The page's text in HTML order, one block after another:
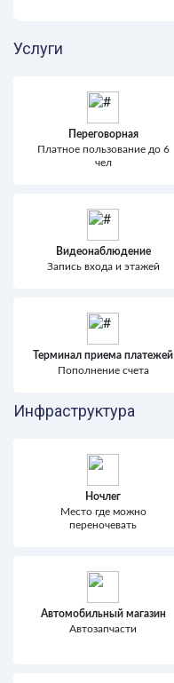
Услуги
Переговорная
Платное пользование до 6
чел
Видеонаблюдение
Запись входа и этажей
Терминал приема платежей
Пополнение счета
Инфраструктура
Ночлег
Место где можно
переночевать
Автомобильный магазин
Автозапчасти